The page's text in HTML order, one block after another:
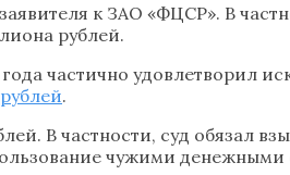
к ЗАО «ФЦСР». В
рублей.
частично удовлетворил
.
В частности, суд обязал
чужими